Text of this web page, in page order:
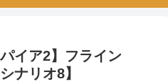
イア2】フライン
ナリオ8】